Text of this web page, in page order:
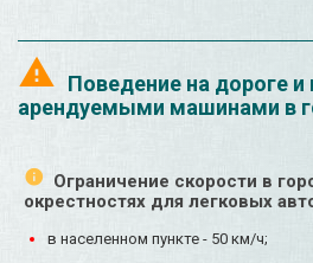
Поведение на дороге
арендуемыми машинами в
Ограничение скорости в
окрестностях для легковых
в населенном пункте - 50 км/ч;